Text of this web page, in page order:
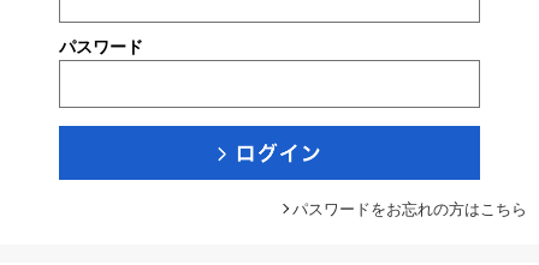
パスワード
パスワードをお忘れの方はこちら